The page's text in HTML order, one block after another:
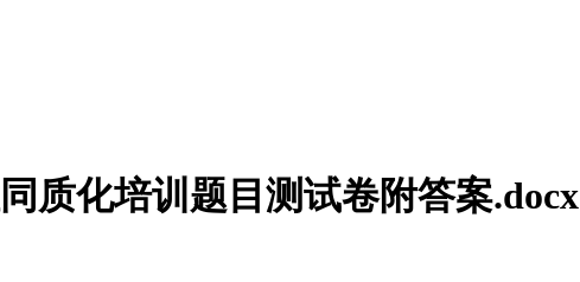
质化培训题目测试卷附答案.docx